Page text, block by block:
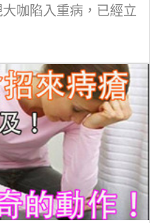
咖陷入重病，已經立